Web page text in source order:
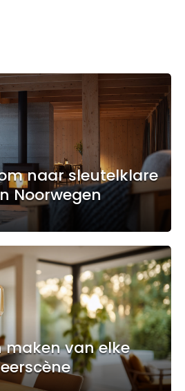
naar sleutelklare
Noorwegen
van elke